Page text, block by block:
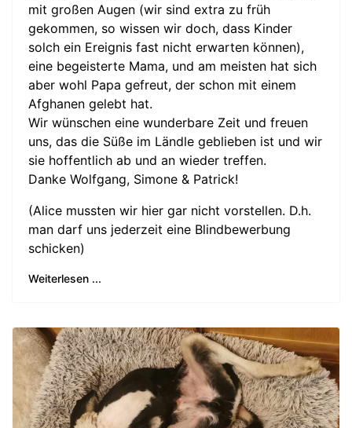
mit großen Augen (wir sind extra zu früh
gekommen, so wissen wir doch, dass Kinder
solch ein Ereignis fast nicht erwarten können),
eine begeisterte Mama, und am meisten hat sich
aber wohl Papa gefreut, der schon mit einem
Afghanen gelebt hat.
Wir wünschen eine wunderbare Zeit und freuen
uns, das die Süße im Ländle geblieben ist und wir
sie hoffentlich ab und an wieder treffen.
Danke Wolfgang, Simone & Patrick!
(Alice mussten wir hier gar nicht vorstellen. D.h.
man darf uns jederzeit eine Blindbewerbung
schicken)
Weiterlesen ...